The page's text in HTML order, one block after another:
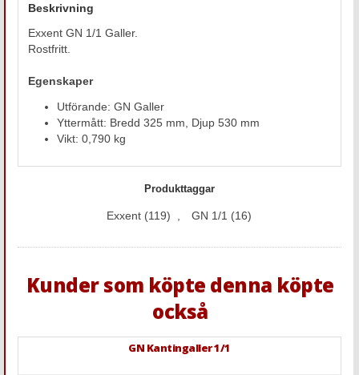
Beskrivning
Exxent GN 1/1 Galler.
Rostfritt.
Egenskaper
Utförande: GN Galler
Yttermått: Bredd 325 mm, Djup 530 mm
Vikt: 0,790 kg
Produkttaggar
Exxent (119) GN 1/1 (16)
Kunder som köpte denna köpte
också
GN Kantingaller 1/1